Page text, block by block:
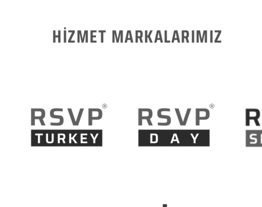
HİZMET MARKALARIMIZ